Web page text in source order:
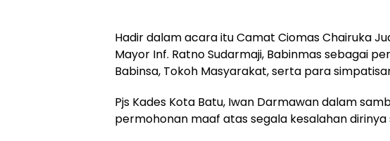
Hadir dalam acara itu Camat Ciomas Chairuka
Mayor Inf. Ratno Sudarmaji, Babinmas sebagai
Babinsa, Tokoh Masyarakat, serta para
Pjs Kades Kota Batu, Iwan Darmawan dalam
permohonan maaf atas segala kesalahan